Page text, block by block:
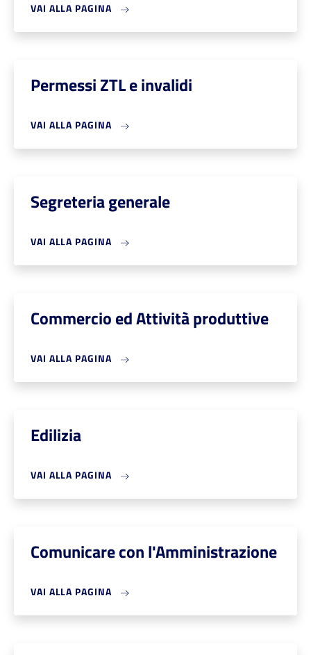
VAI ALLA PAGINA
Permessi ZTL e invalidi
VAI ALLA PAGINA
Segreteria generale
VAI ALLA PAGINA
Commercio ed Attività produttive
VAI ALLA PAGINA
Edilizia
VAI ALLA PAGINA
Comunicare con l'Amministrazione
VAI ALLA PAGINA